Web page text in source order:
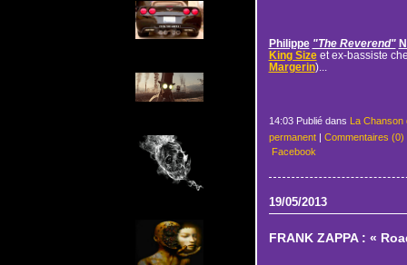
Philippe "The Reverend"
King Sizeet ex-bassiste
Margerin)...
14:03 Publié dans La Chanson
permanent| Commentaires (0)
Facebook
19/05/2013
FRANK ZAPPA : «